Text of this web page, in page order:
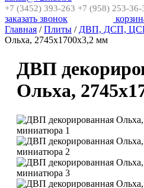
+7 (3452) 393-263 +7 (958) 253-36-
заказать звонок
Главная / Плиты / ДВП, ДСП,
Ольха, 2745х1700х3,2 мм
ДВП
Ольха,